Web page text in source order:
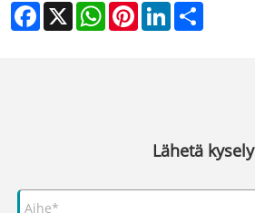
Facebook
X WhatsAppPinterestLinkedIn
Lähetä kysely